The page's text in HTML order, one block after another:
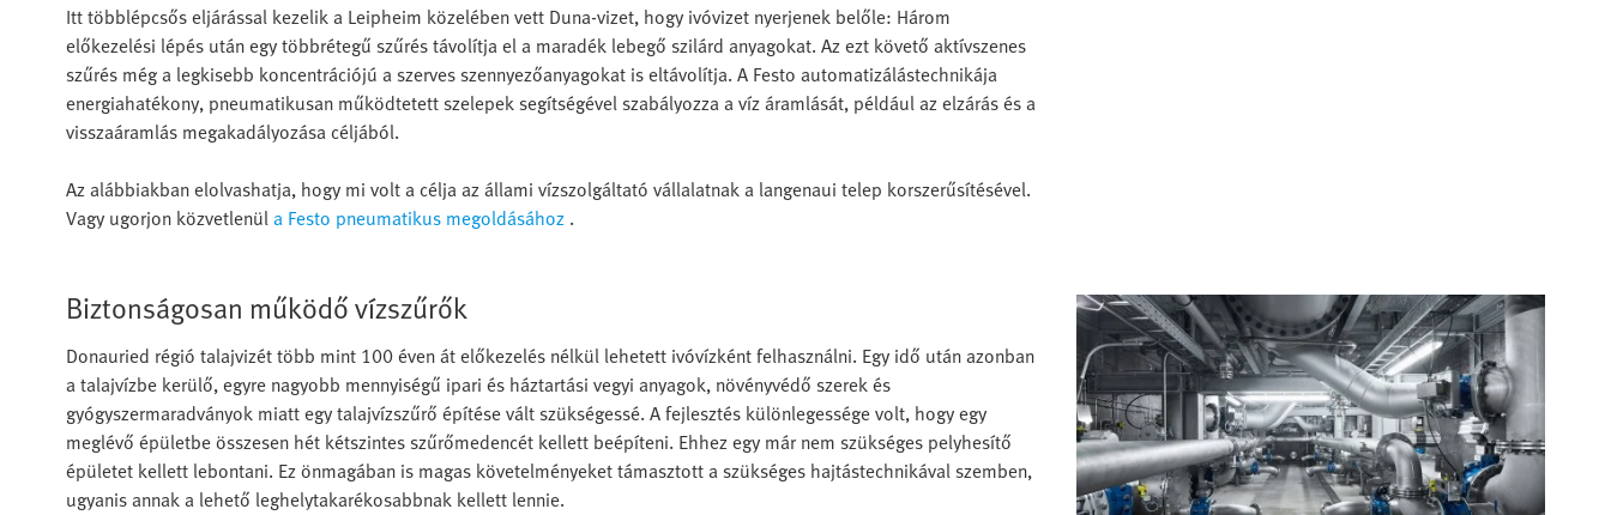
Itt többlépcsős eljárással kezelik a Leipheim közelében vett Duna-vizet, hogy ivóvizet nyerjenek belőle: Három
előkezelési lépés után egy többrétegű szűrés távolítja el a maradék lebegő szilárd anyagokat. Az ezt követő aktívszenes
szűrés még a legkisebb koncentrációjú a szerves szennyezőanyagokat is eltávolítja. A Festo automatizálástechnikája
energiahatékony, pneumatikusan működtetett szelepek segítségével szabályozza a víz áramlását, például az elzárás és a
visszaáramlás megakadályozása céljából.
Az alábbiakban elolvashatja, hogy mi volt a célja az állami vízszolgáltató vállalatnak a langenaui telep korszerűsítésével.
Vagy ugorjon közvetlenüla Festo pneumatikus megoldásához .
Biztonságosan működő vízszűrők
Donauried régió talajvizét több mint 100 éven át előkezelés nélkül lehetett ivóvízként felhasználni. Egy idő után azonban
a talajvízbe kerülő, egyre nagyobb mennyiségű ipari és háztartási vegyi anyagok, növényvédő szerek és
gyógyszermaradványok miatt egy talajvízszűrő építése vált szükségessé. A fejlesztés különlegessége volt, hogy egy
meglévő épületbe összesen hét kétszintes szűrőmedencét kellett beépíteni. Ehhez egy már nem szükséges pelyhesítő
épületet kellett lebontani. Ez önmagában is magas követelményeket támasztott a szükséges hajtástechnikával szemben,
ugyanis annak a lehető leghelytakarékosabbnak kellett lennie.